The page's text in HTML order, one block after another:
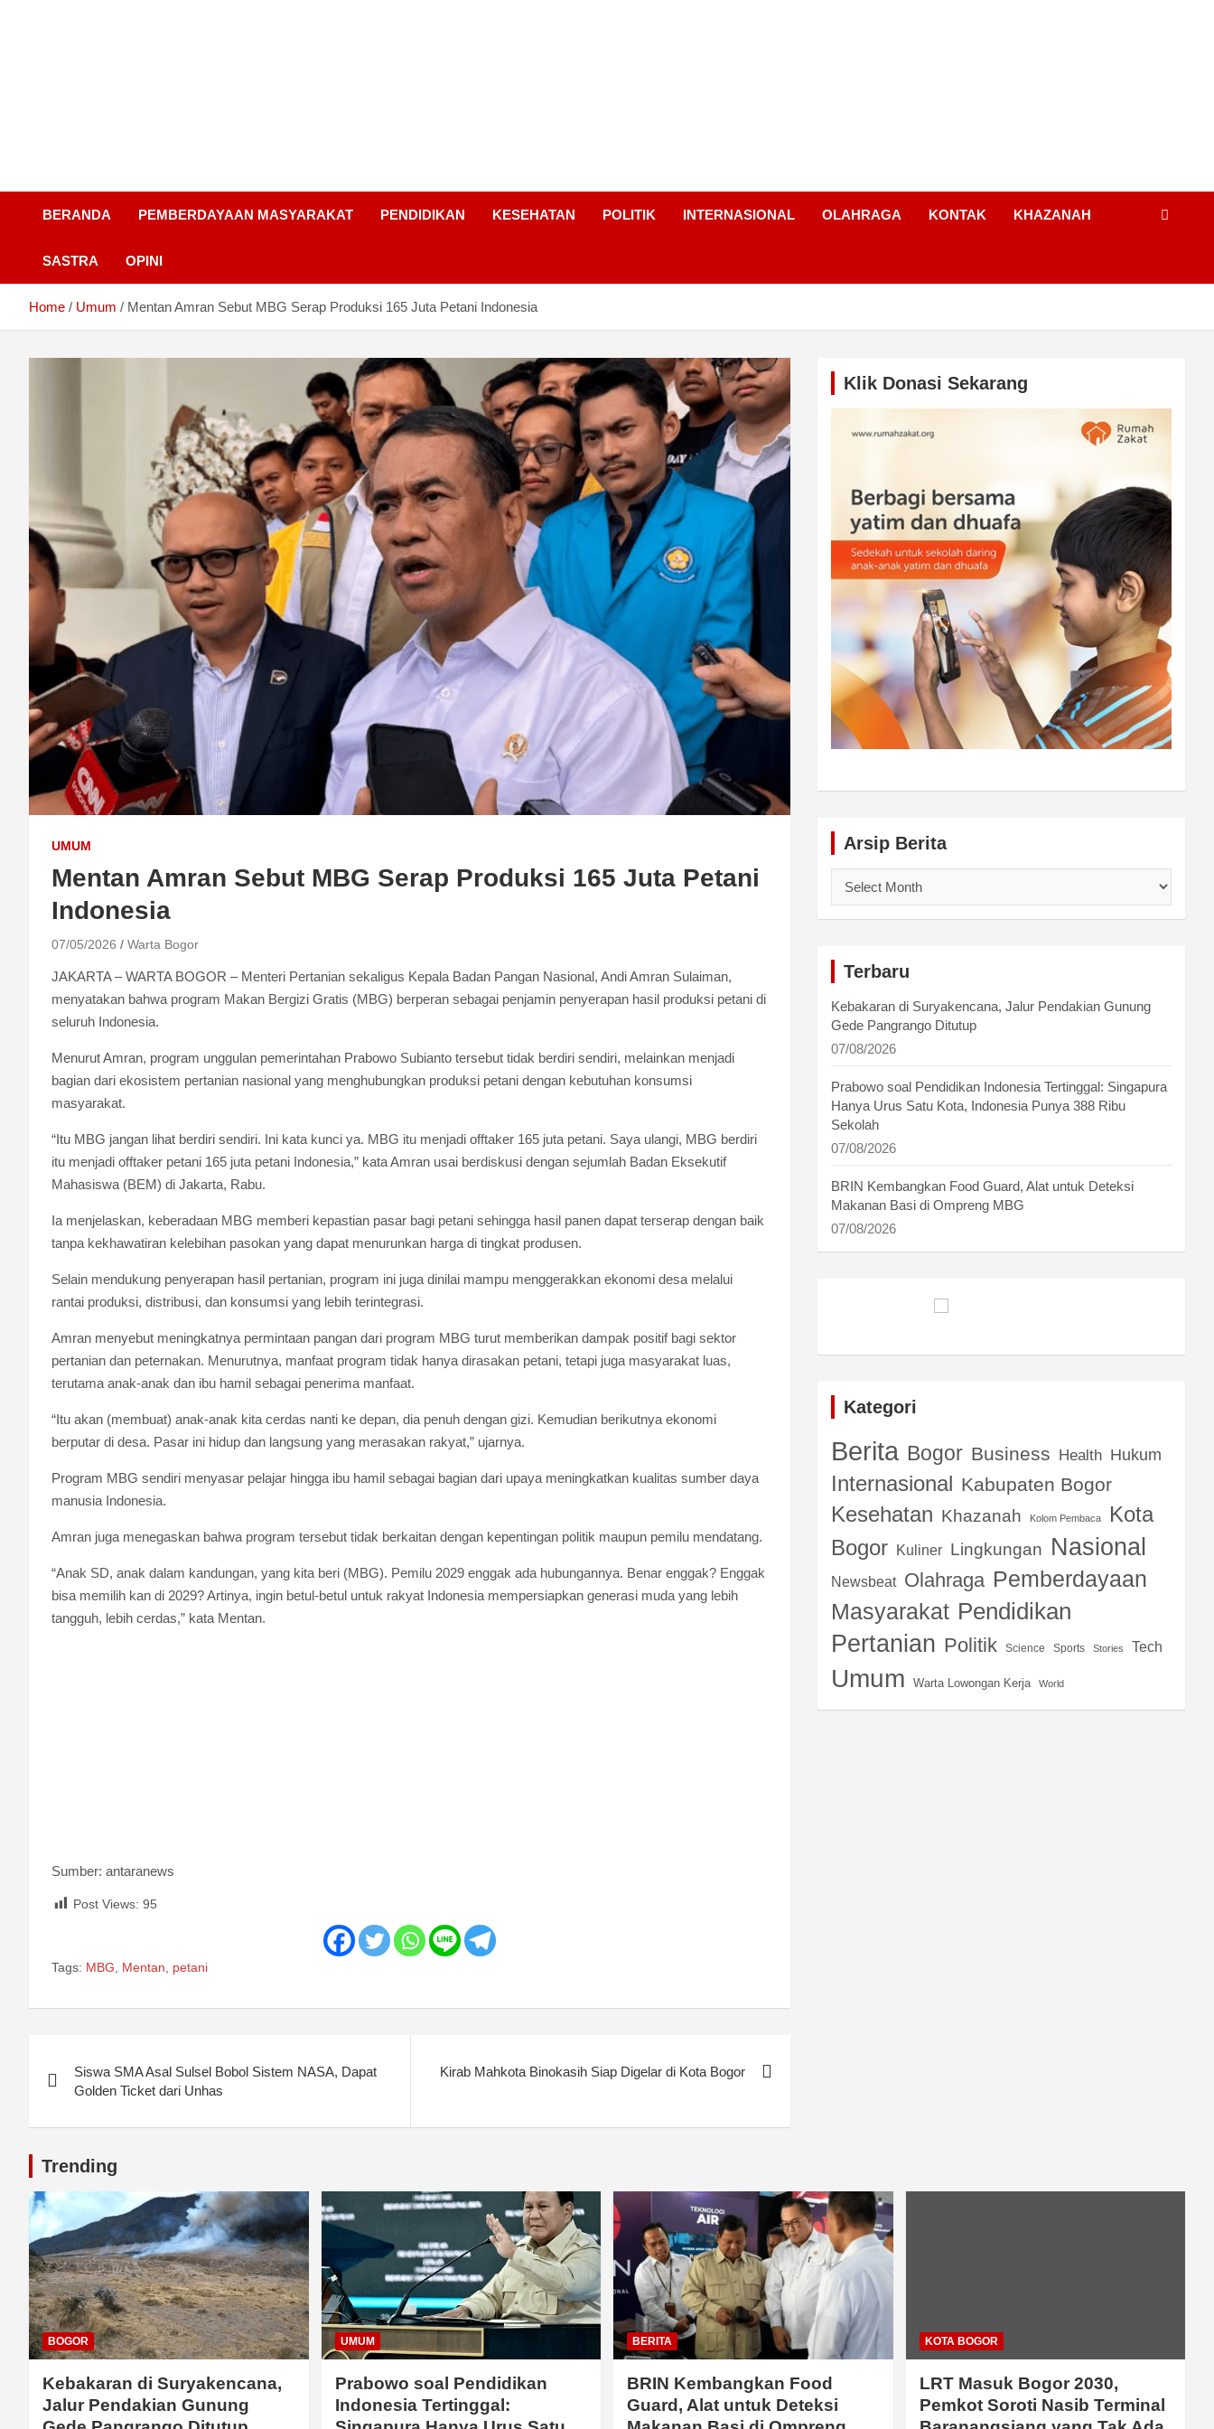
BERANDA PEMBERDAYAAN MASYARAKAT PENDIDIKAN KESEHATAN POLITIK INTERNASIONAL OLAHRAGA KONTAK KHAZANAH
SASTRA OPINI
Home Umum Mentan Amran Sebut MBG Serap Produksi 165 Juta Petani Indonesia
UMUM
Mentan Amran Sebut MBG Serap Produksi 165 Juta Petani
Indonesia
07/05/2026 Warta Bogor
JAKARTA – WARTA BOGOR – Menteri Pertanian sekaligus Kepala Badan Pangan Nasional, Andi Amran Sulaiman,
menyatakan bahwa program Makan Bergizi Gratis (MBG) berperan sebagai penjamin penyerapan hasil produksi petani di
seluruh Indonesia.
Menurut Amran, program unggulan pemerintahan Prabowo Subianto tersebut tidak berdiri sendiri, melainkan menjadi
bagian dari ekosistem pertanian nasional yang menghubungkan produksi petani dengan kebutuhan konsumsi
masyarakat.
“Itu MBG jangan lihat berdiri sendiri. Ini kata kunci ya. MBG itu menjadi offtaker 165 juta petani. Saya ulangi, MBG berdiri
itu menjadi offtaker petani 165 juta petani Indonesia,” kata Amran usai berdiskusi dengan sejumlah Badan Eksekutif
Mahasiswa (BEM) di Jakarta, Rabu.
Ia menjelaskan, keberadaan MBG memberi kepastian pasar bagi petani sehingga hasil panen dapat terserap dengan baik
tanpa kekhawatiran kelebihan pasokan yang dapat menurunkan harga di tingkat produsen.
Selain mendukung penyerapan hasil pertanian, program ini juga dinilai mampu menggerakkan ekonomi desa melalui
rantai produksi, distribusi, dan konsumsi yang lebih terintegrasi.
Amran menyebut meningkatnya permintaan pangan dari program MBG turut memberikan dampak positif bagi sektor
pertanian dan peternakan. Menurutnya, manfaat program tidak hanya dirasakan petani, tetapi juga masyarakat luas,
terutama anak-anak dan ibu hamil sebagai penerima manfaat.
“Itu akan (membuat) anak-anak kita cerdas nanti ke depan, dia penuh dengan gizi. Kemudian berikutnya ekonomi
berputar di desa. Pasar ini hidup dan langsung yang merasakan rakyat,” ujarnya.
Program MBG sendiri menyasar pelajar hingga ibu hamil sebagai bagian dari upaya meningkatkan kualitas sumber daya
manusia Indonesia.
Amran juga menegaskan bahwa program tersebut tidak berkaitan dengan kepentingan politik maupun pemilu mendatang.
“Anak SD, anak dalam kandungan, yang kita beri (MBG). Pemilu 2029 enggak ada hubungannya. Benar enggak? Enggak
bisa memilih kan di 2029? Artinya, ingin betul-betul untuk rakyat Indonesia mempersiapkan generasi muda yang lebih
tangguh, lebih cerdas,” kata Mentan.
Sumber: antaranews
Post Views: 95
Tags: MBG, Mentan, petani
navigation
Siswa SMA Asal Sulsel Bobol Sistem NASA, Dapat
Golden Ticket dari Unhas
Kirab Mahkota Binokasih Siap Digelar di Kota Bogor
Klik Donasi Sekarang
Arsip Berita
Berita
Terbaru
Kebakaran di Suryakencana, Jalur Pendakian Gunung
Gede Pangrango Ditutup
07/08/2026
Prabowo soal Pendidikan Indonesia Tertinggal: Singapura
Hanya Urus Satu Kota, Indonesia Punya 388 Ribu
Sekolah
07/08/2026
BRIN Kembangkan Food Guard, Alat untuk Deteksi
Makanan Basi di Ompreng MBG
07/08/2026
Kategori
Berita Bogor Business Health Hukum
Internasional Kabupaten Bogor
Kesehatan Khazanah Kolom Pembaca
Kota
Bogor
Kuliner Lingkungan Nasional
Newsbeat Olahraga Pemberdayaan
Masyarakat Pendidikan
Pertanian Politik Science Sports Stories Tech
Umum Warta Lowongan Kerja World
Trending
BOGOR
Kebakaran di Suryakencana,
Jalur Pendakian Gunung
UMUM
Prabowo soal Pendidikan
Indonesia Tertinggal:
BERITA
BRIN Kembangkan Food
Guard, Alat untuk Deteksi
KOTA BOGOR
LRT Masuk Bogor 2030,
Pemkot Soroti Nasib Terminal